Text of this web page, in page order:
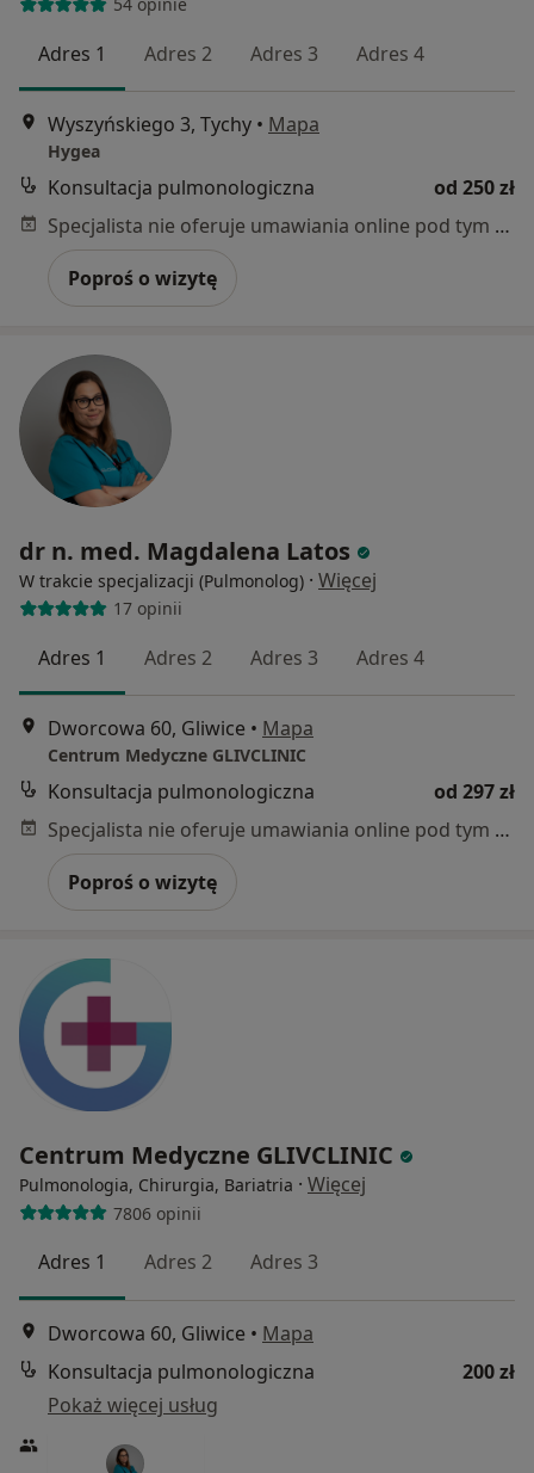
Adres 1 Adres 2 Adres 3 Adres 4
Wyszyńskiego 3, Tychy • Mapa
Hygea
Konsultacja pulmonologiczna
od 250 zł
Specjalista nie oferuje umawiania online pod tym adresem.
Poproś o wizytę
dr n. med. Magdalena Latos
W trakcie specjalizacji (Pulmonolog) · Więcej
17 opinii
Adres 1 Adres 2 Adres 3 Adres 4
Dworcowa 60, Gliwice • Mapa
Centrum Medyczne GLIVCLINIC
Konsultacja pulmonologiczna
od 297 zł
Specjalista nie oferuje umawiania online pod tym adresem.
Poproś o wizytę
Centrum Medyczne GLIVCLINIC
Pulmonologia, Chirurgia, Bariatria · Więcej
7806 opinii
Adres 1 Adres 2 Adres 3
Dworcowa 60, Gliwice • Mapa
Konsultacja pulmonologiczna
200 zł
Pokaż więcej usług